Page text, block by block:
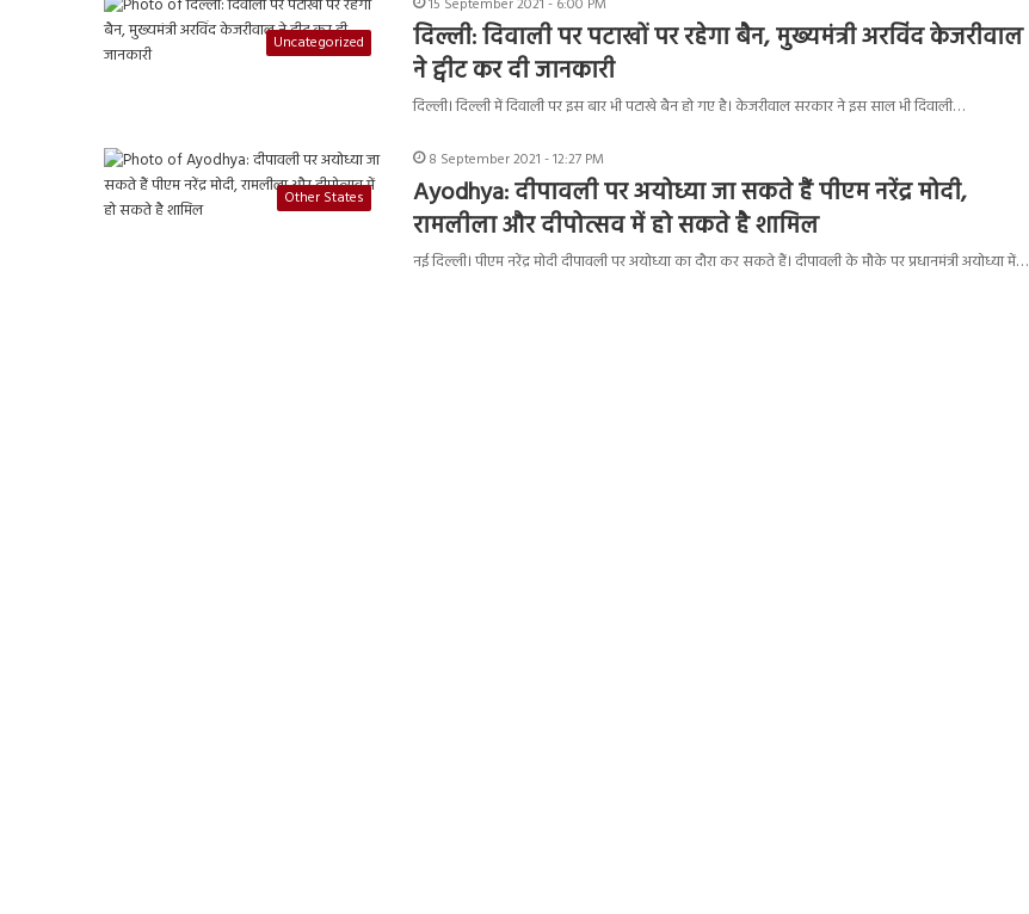
Uncategorized
दिल्ली: दिवाली पर पटाखों पर रहेगा बैन, मुख्यमंत्री अरविंद केजरीवाल
ने ट्वीट कर दी जानकारी
दिल्ली। दिल्ली में दिवाली पर इस बार भी पटाखे बैन हो गए है। केजरीवाल सरकार ने इस साल भी दिवाली…
Other States
8 September 2021 - 12:27 PM
Ayodhya: दीपावली पर अयोध्या जा सकते हैं पीएम नरेंद्र मोदी,
रामलीला और दीपोत्सव में हो सकते है शामिल
नई दिल्ली। पीएम नरेंद्र मोदी दीपावली पर अयोध्या का दौरा कर सकते हैं। दीपावली के मौके पर प्रधानमंत्री अयोध्या में…